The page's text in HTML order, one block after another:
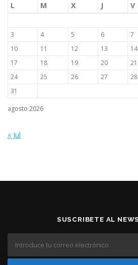
agosto 2026
L M X J V
3
4 5 6 7
10
11 12 13 14
17
18 19 20 21
24
25 26 27 28
31
« Jul
SUSCRIBETE AL